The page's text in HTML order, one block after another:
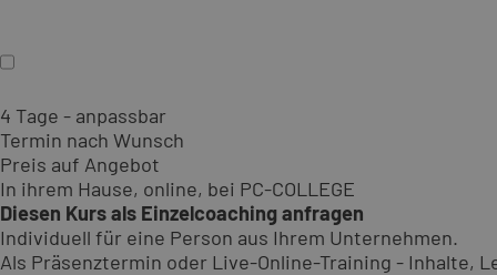
4 Tage - anpassbar
Termin nach Wunsch
Preis auf Angebot
In ihrem Hause, online, bei PC-COLLEGE
Diesen Kurs als Einzelcoaching anfragen
Individuell für eine Person aus Ihrem Unternehmen.
Als Präsenztermin oder Live-Online-Training - Inhalte,